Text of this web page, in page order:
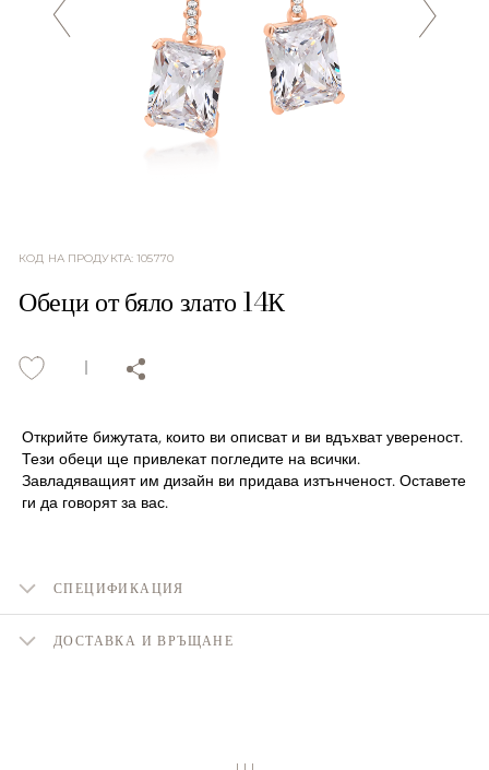
КОД НА ПРОДУКТА:105770
Обеци от бяло злато 14К
Открийте бижутата, които ви описват и ви вдъхват увереност.
Тези обеци ще привлекат погледите на всички.
Завладяващият им дизайн ви придава изтънченост. Оставете
ги да говорят за вас.
СПЕЦИФИКАЦИЯ
ДОСТАВКА И ВРЪЩАНЕ